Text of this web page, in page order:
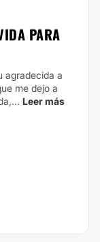
PARA
agradecida a
me dejo a
Leer más